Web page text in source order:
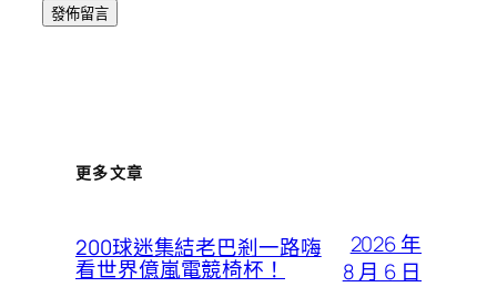
更多文章
200球迷集結老巴剎一路嗨
看世界億嵐電競椅杯！
2026 年
8 月 6 日